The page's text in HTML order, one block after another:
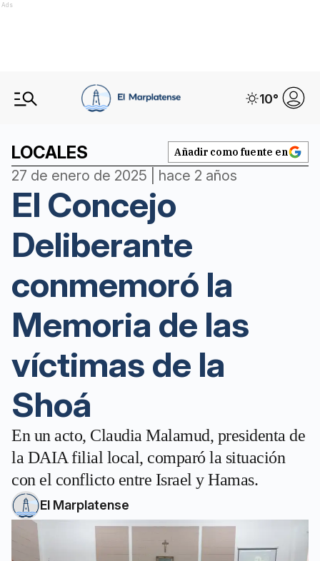
Ads
10°
LOCALES Añadir como fuente en
27 de enero de 2025 | hace 2 años
El Concejo
Deliberante
conmemoró la
Memoria de las
víctimas de la
Shoá
En un acto, Claudia Malamud, presidenta de
la DAIA filial local, comparó la situación
con el conflicto entre Israel y Hamas.
El Marplatense